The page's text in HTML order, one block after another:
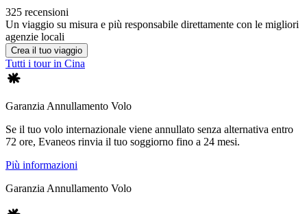
325 recensioni
Un viaggio su misura e più responsabile direttamente con le migliori
agenzie locali
Crea il tuo viaggio
Tutti i tour in Cina
Garanzia Annullamento Volo
Se il tuo volo internazionale viene annullato senza alternativa entro
72 ore, Evaneos rinvia il tuo soggiorno fino a 24 mesi.
Più informazioni
Garanzia Annullamento Volo